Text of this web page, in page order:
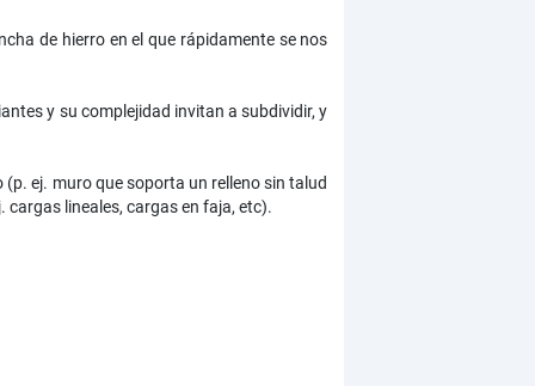
de hierro en el que rápidamente se nos
y su complejidad invitan a subdividir, y
ej. muro que soporta un relleno sin talud
lineales, cargas en faja, etc).